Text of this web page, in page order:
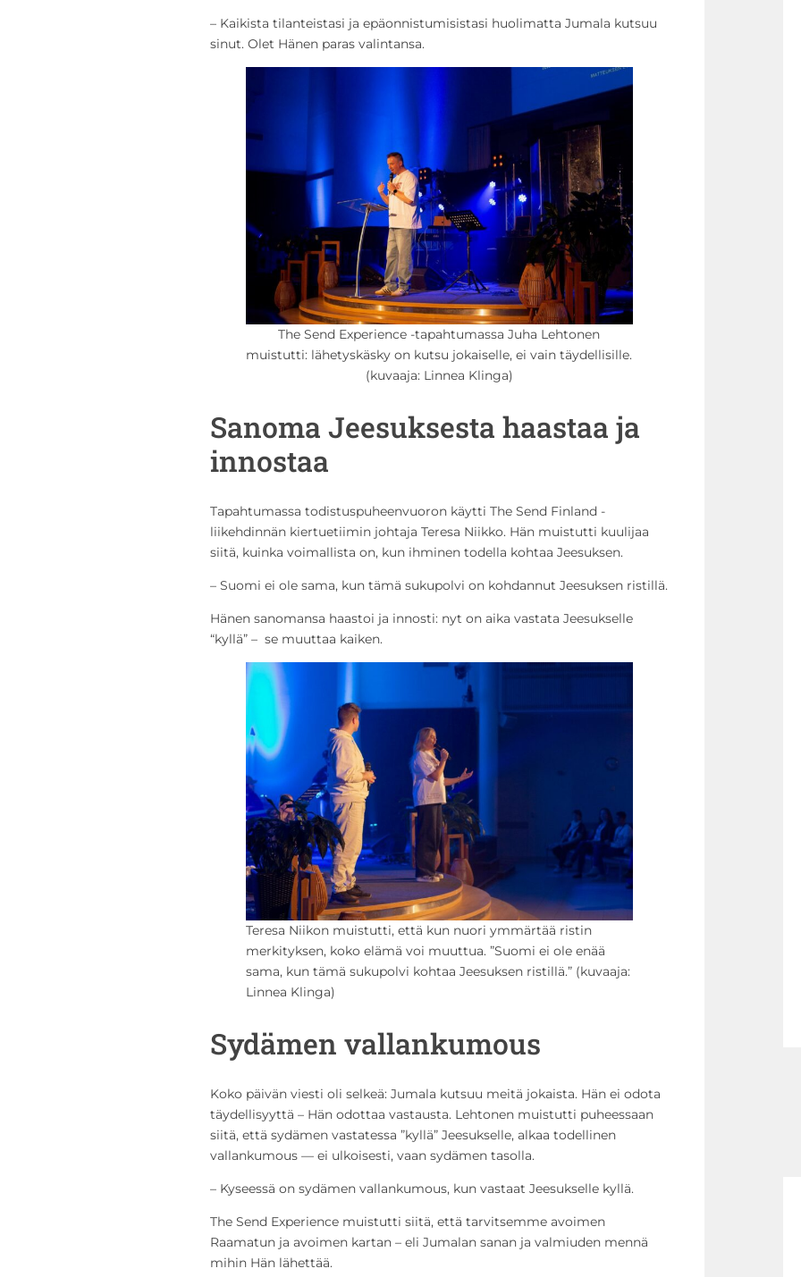
– Kaikista tilanteistasi ja epäonnistumisistasi huolimatta Jumala kutsuu
sinut. Olet Hänen paras valintansa.
The Send Experience -tapahtumassa Juha Lehtonen
muistutti: lähetyskäsky on kutsu jokaiselle, ei vain täydellisille.
(kuvaaja: Linnea Klinga)
Sanoma Jeesuksesta haastaa ja
innostaa
Tapahtumassa todistuspuheenvuoron käytti The Send Finland -
liikehdinnän kiertuetiimin johtaja Teresa Niikko. Hän muistutti kuulijaa
siitä, kuinka voimallista on, kun ihminen todella kohtaa Jeesuksen.
– Suomi ei ole sama, kun tämä sukupolvi on kohdannut Jeesuksen ristillä.
Hänen sanomansa haastoi ja innosti: nyt on aika vastata Jeesukselle
“kyllä” – se muuttaa kaiken.
Teresa Niikon muistutti, että kun nuori ymmärtää ristin
merkityksen, koko elämä voi muuttua. ”Suomi ei ole enää
sama, kun tämä sukupolvi kohtaa Jeesuksen ristillä.” (kuvaaja:
Linnea Klinga)
Sydämen vallankumous
Koko päivän viesti oli selkeä: Jumala kutsuu meitä jokaista. Hän ei odota
täydellisyyttä – Hän odottaa vastausta. Lehtonen muistutti puheessaan
siitä, että sydämen vastatessa ”kyllä” Jeesukselle, alkaa todellinen
vallankumous — ei ulkoisesti, vaan sydämen tasolla.
– Kyseessä on sydämen vallankumous, kun vastaat Jeesukselle kyllä.
The Send Experience muistutti siitä, että tarvitsemme avoimen
Raamatun ja avoimen kartan – eli Jumalan sanan ja valmiuden mennä
mihin Hän lähettää.